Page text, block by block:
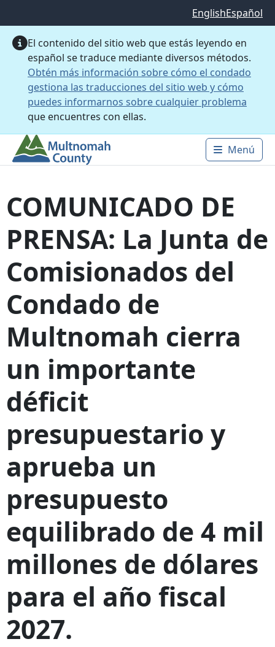
EnglishEspañol
El contenido del sitio web que estás leyendo en
español se traduce mediante diversos métodos.
Obtén más información sobre cómo el condado
gestiona las traducciones del sitio web y cómo
puedes informarnos sobre cualquier problema
que encuentres con ellas.
Main
Menú
COMUNICADO DE
PRENSA: La Junta de
Comisionados del
Condado de
Multnomah cierra
un importante
déficit
presupuestario y
aprueba un
presupuesto
equilibrado de 4 mil
millones de dólares
para el año fiscal
2027.